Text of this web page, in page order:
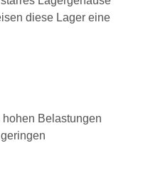
diese Lager eine
Belastungen